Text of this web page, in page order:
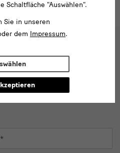
Schaltfläche "Auswählen".
Sie in unseren
dem Impressum.
SKD